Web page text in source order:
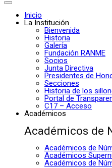
Inicio
La Institución
Bienvenida
Historia
Galería
Fundación RANME
Socios
Junta Directiva
Presidentes de
Secciones
Historia de los
Portal de
C17 – Acceso
Académicos
Académicos de
Académicos de
Académicos
Académicos de